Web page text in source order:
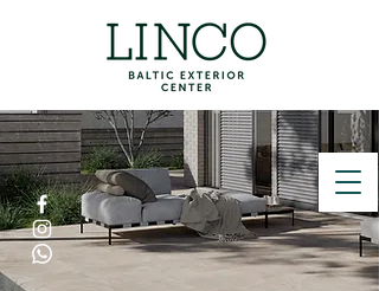
ZVANĪT